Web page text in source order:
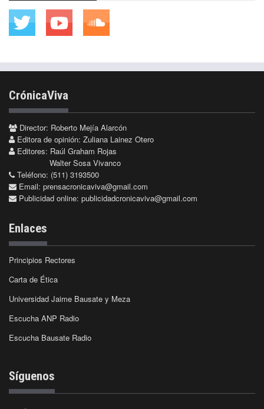
CrónicaViva
Director: Roberto Mejía Alarcón
Editora de opinión: Zuliana Lainez Otero
Editores: Raúl Graham Rojas
Walter Sosa Vivanco
Teléfono: (511) 3193500
Email: prensacronicaviva@gmail.com
Publicidad online: publicidadcronicaviva@gmail.com
Enlaces
Principios Rectores
Carta de Ética
Universidad Jaime Bausate y Meza
Escucha ANP Radio
Escucha Bausate Radio
Síguenos